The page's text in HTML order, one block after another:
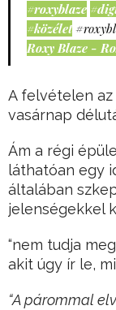
#roxyblaze
#közélet
Roxy Blaze -
A felvételen
vasárnap
Ám a régi
láthatóan egy
általában
jelenségekkel
“nem tudja
akit úgy ír le,
“A párommal